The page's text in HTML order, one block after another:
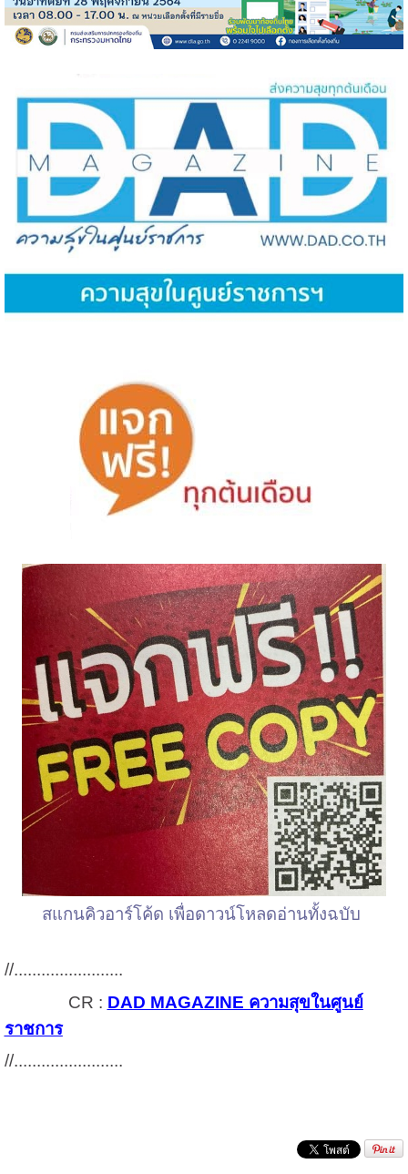
สแกนคิวอาร์โค้ด เพื่อดาวน์โหลดอ่านทั้งฉบับ
//........................
CR : DAD MAGAZINE ความสุขในศูนย์
ราชการ
//........................